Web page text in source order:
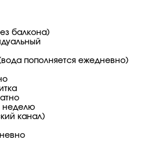
балкона)
пополняется ежедневно)
неделю
канал)